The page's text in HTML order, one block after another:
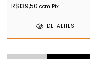
R$139,50 com Pix
DETALHES